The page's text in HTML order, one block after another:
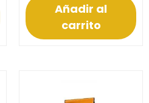
Añadir al
carrito